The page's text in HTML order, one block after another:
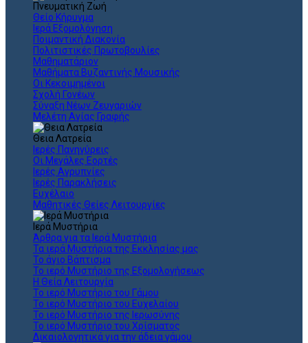
Πνευματική Ζωή
Θείο Κήρυγμα
Ιερά Εξομολόγηση
Ποιμαντική Διακονία
Πολιτιστικές Πρωτοβουλίες
Μαθηματάριον
Μαθήματα Βυζαντινής Μουσικής
Οι Κεκοιμημένοι
Σχολή Γονέων
Σύναξη Νέων Ζευγαριών
Μελέτη Αγίας Γραφής
Θεια Λατρεία
Ιερές Πανηγύρεις
Οι Μεγάλες Εορτές
Ιερές Αγρυπνίες
Ιερές Παρακλήσεις
Ευχέλαιο
Μαθητικές Θείες Λειτουργίες
Ιερά Μυστήρια
Άρθρα για τα Ιερά Μυστήρια
Τα ιερά Μυστήρια της Εκκλησίας μας
Το άγιο Βάπτισμα
Το ιερό Μυστήριο της Εξομολογήσεως
Η Θεία Λειτουργία
Το ιερό Μυστήριο του Γάμου
Το ιερό Μυστήριο του Ευχελαίου
Το ιερό Μυστήριο της Ιερωσύνης
Το ιερό Μυστήριο του Χρίσματος
Δικαιολογητικά για την άδεια γάμου